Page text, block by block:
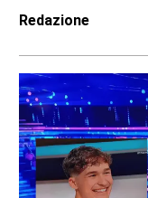
Redazione